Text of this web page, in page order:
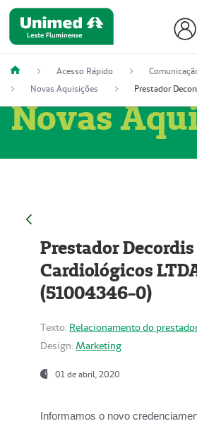
Acesso Rápido
Novas Aquisições
Novas
Prestador
Cardiológicos
(51004346-0)
Texto: Relacionamento do
Design: Marketing
01 de abril, 2020
Informamos o novo